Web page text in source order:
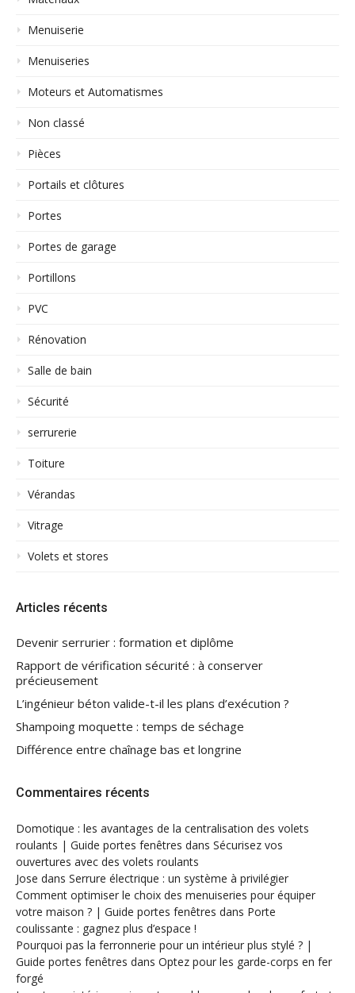
Menuiserie
Menuiseries
Moteurs et Automatismes
Non classé
Pièces
Portails et clôtures
Portes
Portes de garage
Portillons
PVC
Rénovation
Salle de bain
Sécurité
serrurerie
Toiture
Vérandas
Vitrage
Volets et stores
Articles récents
Devenir serrurier : formation et diplôme
Rapport de vérification sécurité : à conserver
précieusement
L’ingénieur béton valide-t-il les plans d’exécution ?
Shampoing moquette : temps de séchage
Différence entre chaînage bas et longrine
Commentaires récents
Domotique : les avantages de la centralisation des volets
roulants | Guide portes fenêtres dans Sécurisez vos
ouvertures avec des volets roulants
Jose dans Serrure électrique : un système à privilégier
Comment optimiser le choix des menuiseries pour équiper
votre maison ? | Guide portes fenêtres dans Porte
coulissante : gagnez plus d’espace !
Pourquoi pas la ferronnerie pour un intérieur plus stylé ? |
Guide portes fenêtres dans Optez pour les garde-corps en fer
forgé